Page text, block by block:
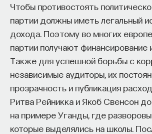
Чтобы противостоять
партии должны иметь легальный
дохода. Поэтому во многих
партии получают финансирование
Также для успешной борьбы с
независимые аудиторы, их
прозрачность и публикация
Ритва Рейникка и Якоб Свенсон
на примере Уганды, где
которые выделялись на школы.